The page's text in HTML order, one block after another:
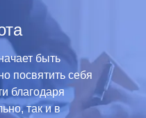
быть
посвятить себя
благодаря
так и в